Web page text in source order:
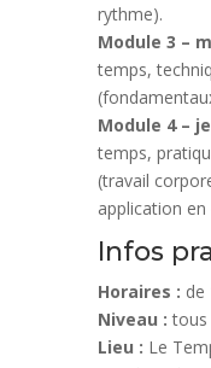
rythme).
Module 3 –
temps,
Module 4 –
temps,
(travail
application en
Infos
Horaires : de
Niveau : tous
Lieu : Le